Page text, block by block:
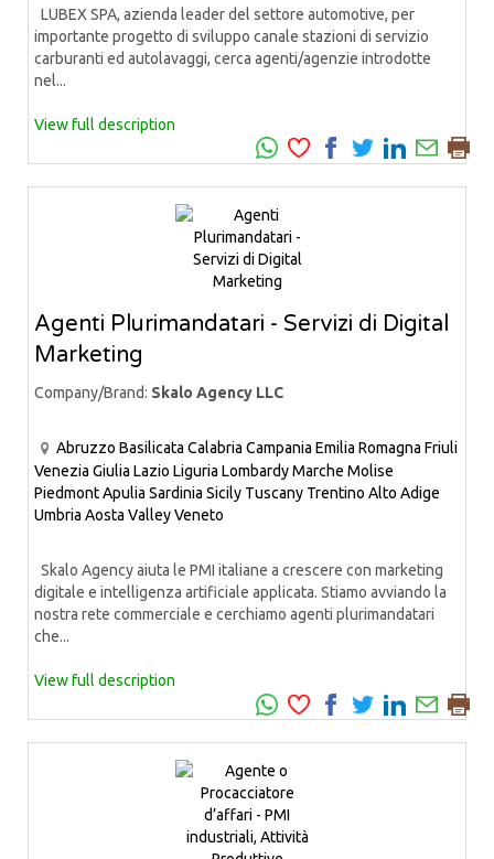
LUBEX SPA, azienda leader del settore automotive, per
importante progetto di sviluppo canale stazioni di servizio
carburanti ed autolavaggi, cerca agenti/agenzie introdotte
nel...
View full description
Agenti Plurimandatari - Servizi di Digital
Marketing
Company/Brand: Skalo Agency LLC
Abruzzo Basilicata Calabria Campania Emilia Romagna Friuli
Venezia Giulia Lazio Liguria LombardyMarche Molise
PiedmontApulia Sardinia Sicily Tuscany Trentino Alto Adige
Umbria Aosta ValleyVeneto
Skalo Agency aiuta le PMI italiane a crescere con marketing
digitale e intelligenza artificiale applicata. Stiamo avviando la
nostra rete commerciale e cerchiamo agenti plurimandatari
che...
View full description